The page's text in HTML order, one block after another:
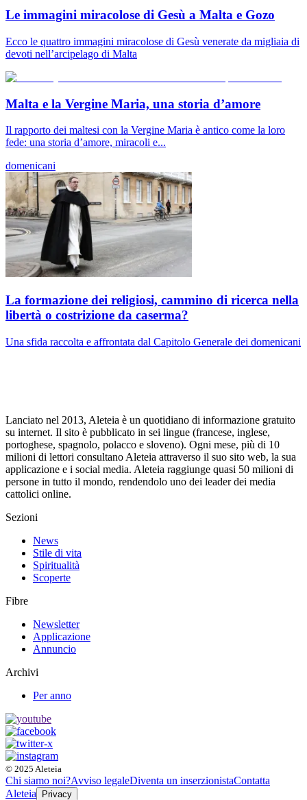
Le immagini miracolose di Gesù a Malta e Gozo
Ecco le quattro immagini miracolose di Gesù venerate da migliaia di
devoti nell’arcipelago di Malta
Malta e la Vergine Maria, una storia d’amore
Il rapporto dei maltesi con la Vergine Maria è antico come la loro
fede: una storia d’amore, miracoli e...
domenicani
La formazione dei religiosi, cammino di ricerca nella
libertà o costrizione da caserma?
Una sfida raccolta e affrontata dal Capitolo Generale dei domenicani
Lanciato nel 2013, Aleteia è un quotidiano di informazione gratuito
su internet. Il sito è pubblicato in sei lingue (francese, inglese,
portoghese, spagnolo, polacco e sloveno). Ogni mese, più di 10
milioni di lettori consultano Aleteia attraverso il suo sito web, la sua
applicazione e i social media. Aleteia raggiunge quasi 50 milioni di
persone in tutto il mondo, rendendolo uno dei leader dei media
cattolici online.
Sezioni
News
Stile di vita
Spiritualità
Scoperte
Fibre
Newsletter
Applicazione
Annuncio
Archivi
Per anno
© 2025 Aleteia
Chi siamo noi?Avviso legaleDiventa un inserzionistaContatta
Aleteia
Privacy